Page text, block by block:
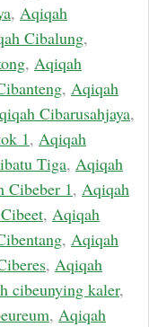
, Aqiqah
Cibalung,
, Aqiqah
, Aqiqah
Cibarusahjaya,
1, Aqiqah
Tiga, Aqiqah
Cibeber 1, Aqiqah
, Aqiqah
, Aqiqah
, Aqiqah
cibeunying kaler,
, Aqiqah